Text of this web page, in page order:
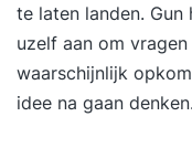
te laten landen.
uzelf aan om
waarschijnlijk
idee na gaan denken.